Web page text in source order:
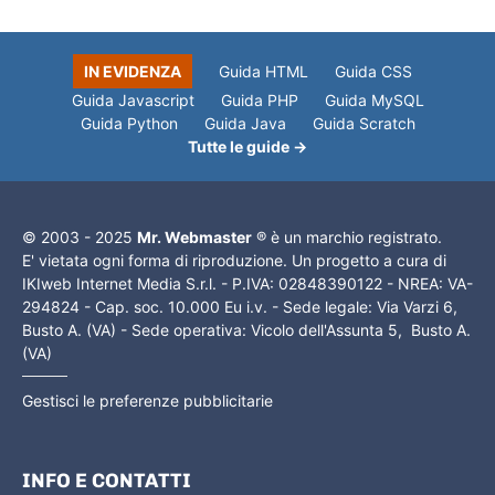
IN EVIDENZA Guida HTML
Guida CSS
Guida Javascript
Guida PHP
Guida MySQL
Guida Python
Guida Java
Guida Scratch
Tutte le guide →
© 2003 - 2025 Mr. Webmaster ® è un marchio registrato.
E' vietata ogni forma di riproduzione. Un progetto a cura di
IKIweb Internet Media S.r.l. - P.IVA: 02848390122 - NREA: VA-
294824 - Cap. soc. 10.000 Eu i.v. - Sede legale: Via Varzi 6,
Busto A. (VA) - Sede operativa: Vicolo dell'Assunta 5, Busto A.
(VA)
Gestisci le preferenze pubblicitarie
INFO E CONTATTI